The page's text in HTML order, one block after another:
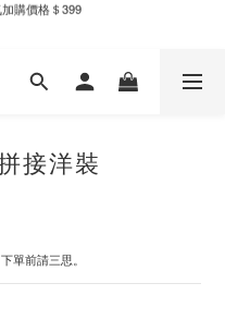
接洋裝
單前請三思。